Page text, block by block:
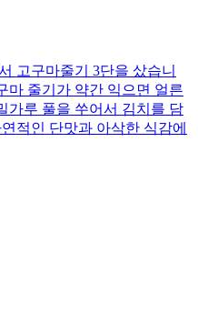
고구마줄기 3단을 샀습니
마 줄기가 약간 익으면 얼른
가루 풀을 쑤어서 김치를 담
적인 단맛과 아삭한 식감에